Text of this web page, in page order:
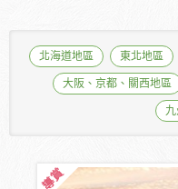
北海道地區 東北地區
大阪、京都、關西地區